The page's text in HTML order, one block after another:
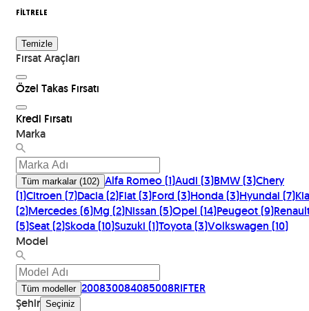
FİLTRELE
Temizle
Fırsat Araçları
Özel Takas Fırsatı
Kredi Fırsatı
Marka
Tüm markalar(102) Alfa Romeo(1)Audi (3)BMW(3)Chery
(1)Citroen (7)Dacia(2)Fiat(3)Ford (3)Honda(3)Hyundai (7)Kia
(2)Mercedes(6)Mg (2)Nissan (5)Opel (14)Peugeot(9)
(5)Seat(2)Skoda(10)Suzuki (1)Toyota(3)Volkswagen (10)
Model
Tüm modeller 200830084085008RIFTER
Şehir Seçiniz